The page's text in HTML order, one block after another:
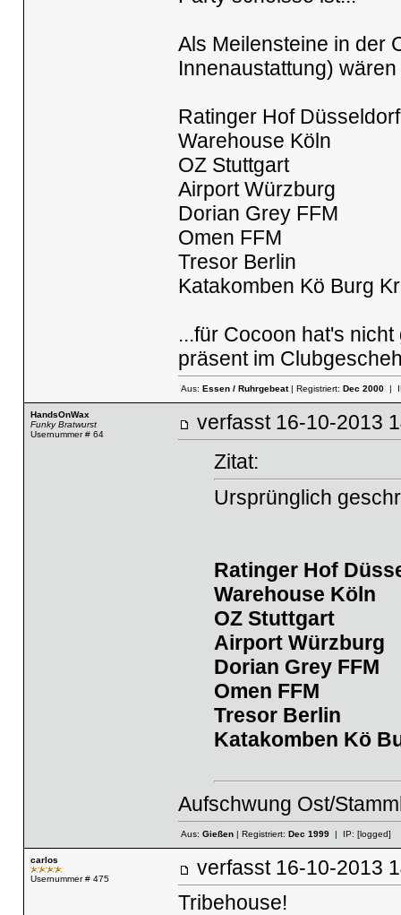
Als Meilensteine in der
Innenaustattung)
Ratinger Hof Düsseldorf
Warehouse Köln
OZ Stuttgart
Airport Würzburg
Dorian Grey FFM
Omen FFM
Tresor Berlin
Katakomben Kö Burg
...für Cocoon hat's
präsent im
Aus: Essen / Ruhrgebeat| Registriert: Dec 2000|
HandsOnWax
Funky Bratwurst
Usernummer # 64
verfasst 16-10-
Zitat:
Ursprünglich
Ratinger Hof
Warehouse Köln
OZ Stuttgart
Airport Würzburg
Dorian Grey FFM
Omen FFM
Tresor Berlin
Katakomben Kö
Aufschwung Ost/
Aus: Gießen| Registriert: Dec 1999| IP: [logged]
carlos
Usernummer # 475
verfasst 16-10-
Tribehouse!